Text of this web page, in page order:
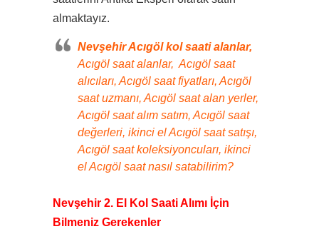
almaktayız.
Nevşehir Acıgöl kol saati alanlar,
Acıgöl saat alanlar, Acıgöl saat
alıcıları, Acıgöl saat fiyatları, Acıgöl
saat uzmanı, Acıgöl saat alan yerler,
Acıgöl saat alım satım, Acıgöl saat
değerleri, ikinci el Acıgöl saat satışı,
Acıgöl saat koleksiyoncuları, ikinci
el Acıgöl saat nasıl satabilirim?
Nevşehir 2. El Kol Saati Alımı İçin
Bilmeniz Gerekenler